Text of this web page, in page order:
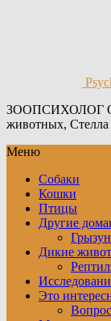
ЗООПСИХОЛОГ
животных,
Меню
Собаки
Кошки
Птицы
Другие
Дикие
Это